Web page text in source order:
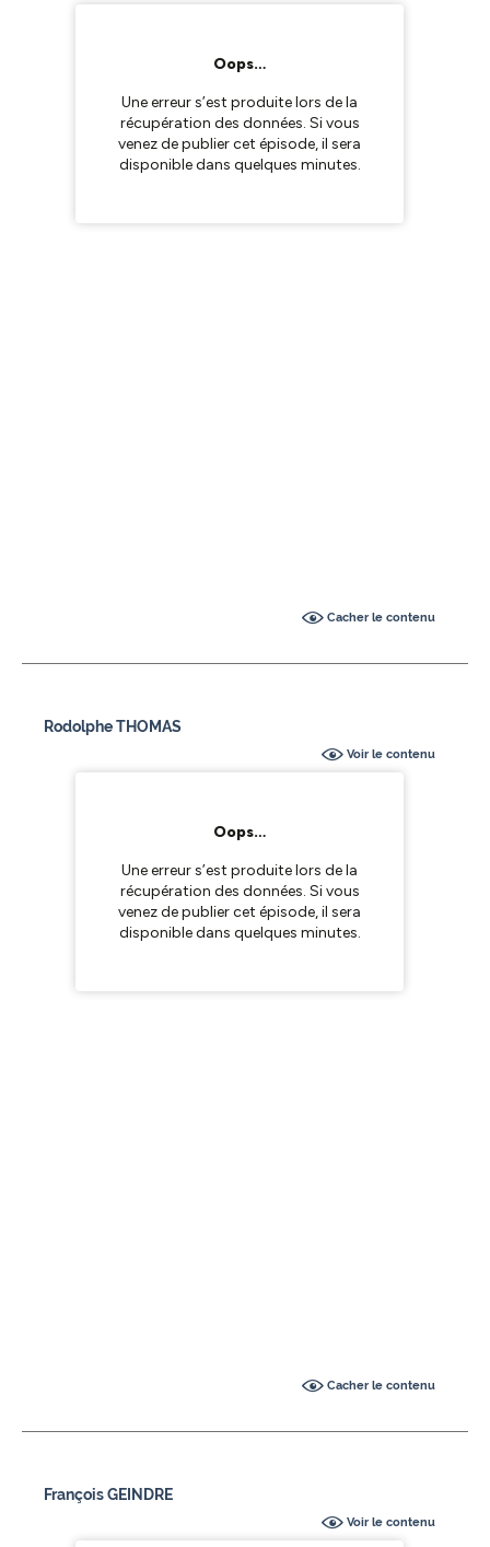
Cacher le contenu
Rodolphe THOMAS
Voir le contenu
Cacher le contenu
François GEINDRE
Voir le contenu